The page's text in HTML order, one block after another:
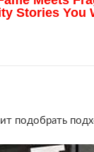
подобрать